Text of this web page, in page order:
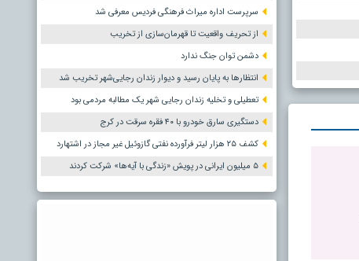
سرپرست اداره میراث فرهنگی فردیس معرفی شد
از تحریف واقعیت تا قهرمان‌سازی از تخریب
دشمن توان جنگ ندارد
انتظارها به پایان رسید و دیوار زندان رجایی‌شهر تخریب شد
تعطیلی و تخلیه زندان رجایی شهر یک مطالبه مردمی بود
دستگیری سارق خودرو با ۴۰ فقره سرقت در کرج
کشف ۲۵ هزار لیتر فرآورده نفتی گازوئیل غیر مجاز در اشتهارد
۵ میلیون ایرانی در پویش «زندگی با آیه‌ها» شرکت کردند